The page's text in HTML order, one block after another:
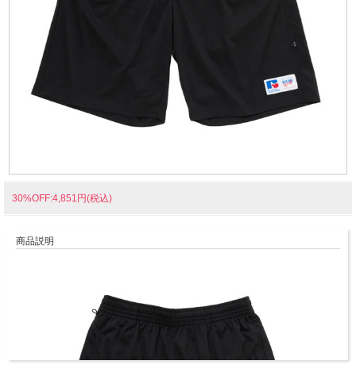
30%OFF:4,851円(税込)
商品説明